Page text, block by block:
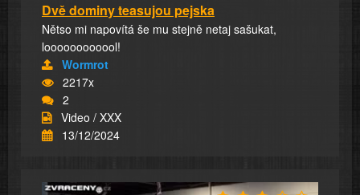
Dvě dominy teasujou pejska
Nětso mi napovítá še mu stejně netaj sašukat,
loooooooooool!
Wormrot
2217x
2
Video / XXX
13/12/2024